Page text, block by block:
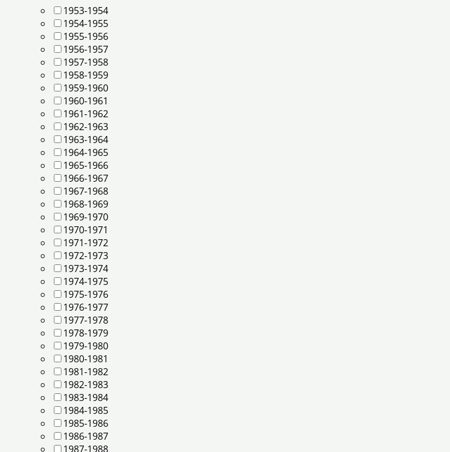
1953-1954
1954-1955
1955-1956
1956-1957
1957-1958
1958-1959
1959-1960
1960-1961
1961-1962
1962-1963
1963-1964
1964-1965
1965-1966
1966-1967
1967-1968
1968-1969
1969-1970
1970-1971
1971-1972
1972-1973
1973-1974
1974-1975
1975-1976
1976-1977
1977-1978
1978-1979
1979-1980
1980-1981
1981-1982
1982-1983
1983-1984
1984-1985
1985-1986
1986-1987
1987-1988